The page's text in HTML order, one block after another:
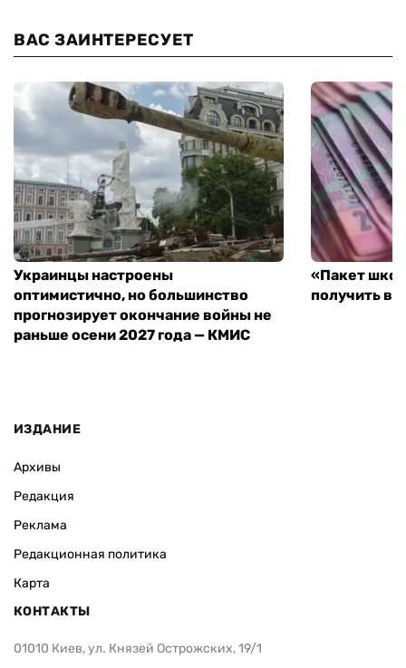
ВАС ЗАИНТЕРЕСУЕТ
Украинцы настроены
оптимистично, но большинство
прогнозирует окончание войны не
раньше осени 2027 года — КМИС
«Пакет
получить
ИЗДАНИЕ
Архивы
Редакция
Реклама
Редакционная политика
Карта
КОНТАКТЫ
01010 Киев, ул. Князей Острожских, 19/1